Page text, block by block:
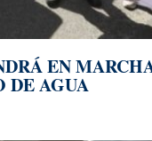
EN
DE AGUA